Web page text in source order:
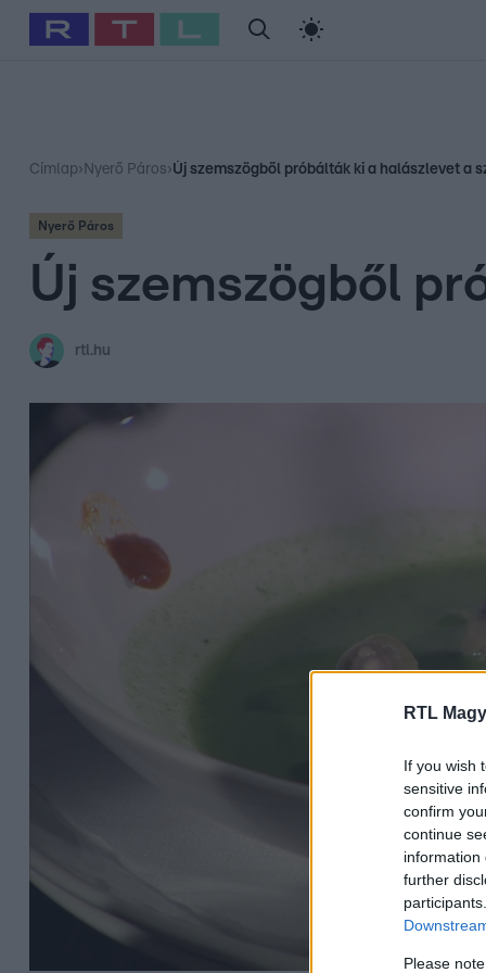
RTL
If you wish
sensitive
confirm
continue
information
further
Please
Babits Marcella Szellő István Most Wanted
Címlap› Nyerő Páros›Új szemszögből próbálták ki a halászlevet a
Nyerő Páros
Új szemszögből
rtl.hu